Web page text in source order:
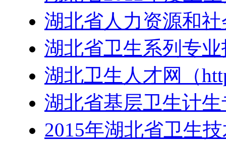
湖北省人力资源和
湖北省卫生系列专
湖北卫生人才网（
湖北省基层卫生计
2015年湖北省卫生